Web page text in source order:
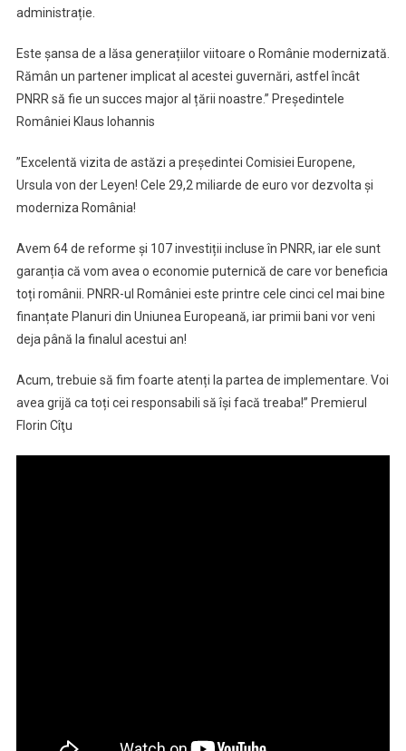
administrație.
Este șansa de a lăsa generațiilor viitoare o Românie modernizată.
Rămân un partener implicat al acestei guvernări, astfel încât
PNRR să fie un succes major al țării noastre.” Președintele
României Klaus Iohannis
”Excelentă vizita de astăzi a președintei Comisiei Europene,
Ursula von der Leyen! Cele 29,2 miliarde de euro vor dezvolta și
moderniza România!
Avem 64 de reforme și 107 investiții incluse în PNRR, iar ele sunt
garanția că vom avea o economie puternică de care vor beneficia
toți românii. PNRR-ul României este printre cele cinci cel mai bine
finanțate Planuri din Uniunea Europeană, iar primii bani vor veni
deja până la finalul acestui an!
Acum, trebuie să fim foarte atenți la partea de implementare. Voi
avea grijă ca toți cei responsabili să își facă treaba!” Premierul
Florin Cîţu